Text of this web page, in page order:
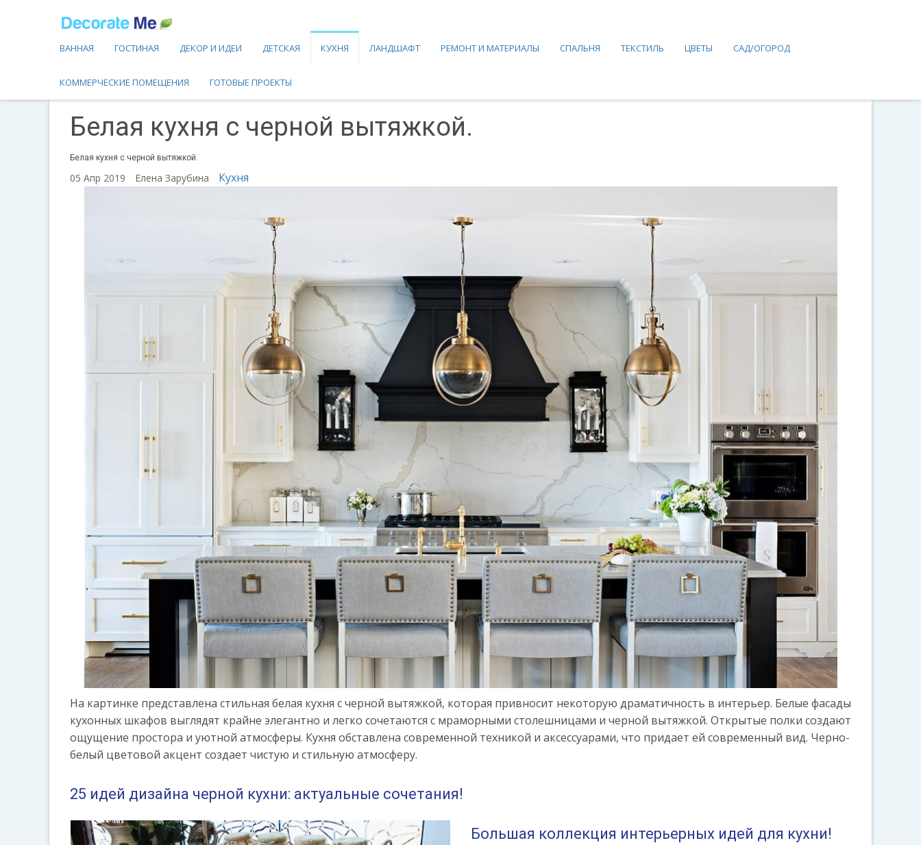
ВАННАЯ ГОСТИНАЯ ДЕКОР И ИДЕИ ДЕТСКАЯ КУХНЯ ЛАНДШАФТ РЕМОНТ И МАТЕРИАЛЫ СПАЛЬНЯ ТЕКСТИЛЬ ЦВЕТЫ САД/ОГОРОД
КОММЕРЧЕСКИЕ ПОМЕЩЕНИЯ ГОТОВЫЕ ПРОЕКТЫ
Белая кухня с черной вытяжкой.
Белая кухня с черной вытяжкой.
05 Апр 2019 Елена Зарубина Кухня
На картинке представлена стильная белая кухня с черной вытяжкой, которая привносит некоторую драматичность в интерьер. Белые фасады
кухонных шкафов выглядят крайне элегантно и легко сочетаются с мраморными столешницами и черной вытяжкой. Открытые полки создают
ощущение простора и уютной атмосферы. Кухня обставлена современной техникой и аксессуарами, что придает ей современный вид. Черно-
белый цветовой акцент создает чистую и стильную атмосферу.
25 идей дизайна черной кухни: актуальные сочетания!
Большая коллекция интерьерных идей для кухни!